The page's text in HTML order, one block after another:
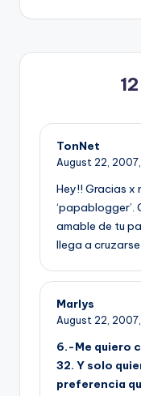
TonNet
August 22, 2007,
Hey!! Gracias x
‘papablogger’.
amable de tu
llega a
Marlys
August 22, 2007,
6.-Me quiero
32. Y solo
preferencia